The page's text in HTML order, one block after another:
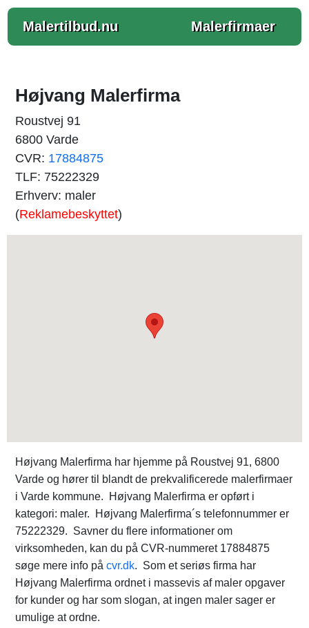
Malertilbud.nu Malerfirmaer
Højvang Malerfirma
Roustvej 91
6800 Varde
CVR: 17884875
TLF: 75222329
Erhverv: maler
(Reklamebeskyttet)
Højvang Malerfirma har hjemme på Roustvej 91, 6800
Varde og hører til blandt de prekvalificerede malerfirmaer
i Varde kommune. Højvang Malerfirma er opført i
kategori: maler. Højvang Malerfirma´s telefonnummer er
75222329. Savner du flere informationer om
virksomheden, kan du på CVR-nummeret 17884875
søge mere info på cvr.dk. Som et seriøs firma har
Højvang Malerfirma ordnet i massevis af maler opgaver
for kunder og har som slogan, at ingen maler sager er
umulige at ordne.